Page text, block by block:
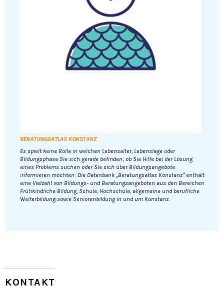
BERATUNGSATLAS KONSTANZ
Es spielt keine Rolle in welchen Lebensalter, Lebenslage oder
Bildungsphase Sie sich gerade befinden; ob Sie Hilfe bei der Lösung
eines Problems suchen oder Sie sich über Bildungsangebote
informieren möchten: Die Datenbank „Beratungsatlas Konstanz“ enthält
eine Vielzahl von Bildungs- und Beratungsangeboten aus den Bereichen
Frühkindliche Bildung, Schule, Hochschule, allgemeine und berufliche
Weiterbildung sowie Seniorenbildung in und um Konstanz.
KONTAKT